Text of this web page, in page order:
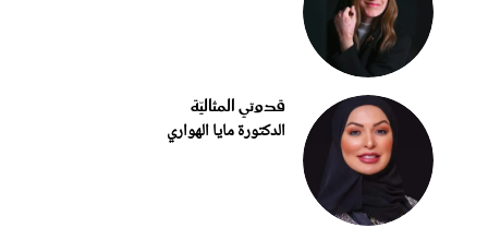
قدوتي المثاليّة
الدكتورة مايا الهواري